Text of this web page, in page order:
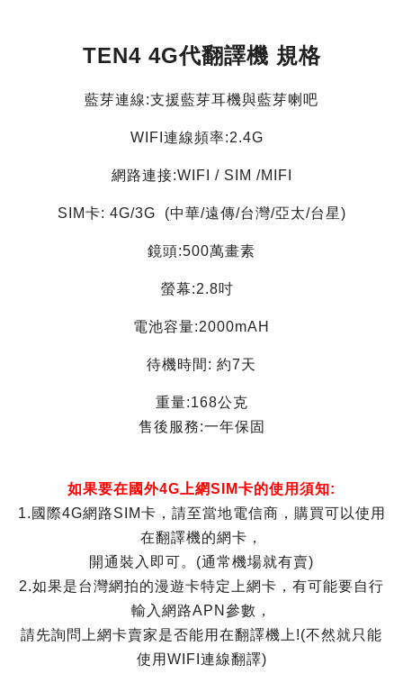
TEN4 4G代翻譯機 規格
藍芽連線:支援藍芽耳機與藍芽喇吧
WIFI連線頻率:2.4G
網路連接:WIFI / SIM /MIFI
SIM卡: 4G/3G (中華/遠傳/台灣/亞太/台星)
鏡頭:500萬畫素
螢幕:2.8吋
電池容量:2000mAH
待機時間: 約7天
重量:168公克
售後服務:一年保固
如果要在國外4G上網SIM卡的使用須知:
1.國際4G網路SIM卡，請至當地電信商，購買可以使用
在翻譯機的網卡，
開通裝入即可。(通常機場就有賣)
2.如果是台灣網拍的漫遊卡特定上網卡，有可能要自行
輸入網路APN參數，
請先詢問上網卡賣家是否能用在翻譯機上!(不然就只能
使用WIFI連線翻譯)